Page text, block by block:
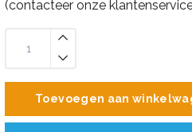
(contacteer onze
Toevoegen aan